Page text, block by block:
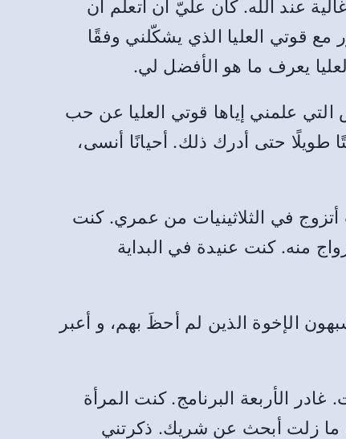
عند الله. كان عليّ أن أتعلم أن
قوتي العليا الذي يشكّلني وفقًا
يعرف ما هو الأفضل لي.
التي علمني إياها قوتي العليا عن حب
طويلًا حتى أدرك ذلك. أحيانًا أنسى،
في الثلاثينيات من عمري. كنت
منه. كنت عنيدة في البداية
الإخوة الذين لم أحظَ بهم، و أعبر
الاجتماعات. غادر الأربعة البرنامج. كنت المرأة
ما زلت أبحث عن شريك. ذكرتني